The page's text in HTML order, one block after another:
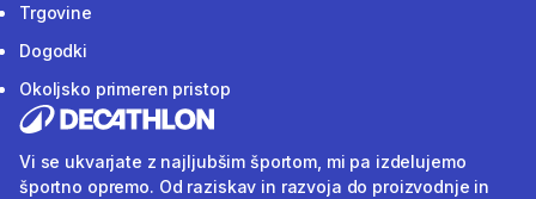
Trgovine
Dogodki
Okoljsko primeren pristop
Vi se ukvarjate z najljubšim športom, mi pa izdelujemo
športno opremo. Od raziskav in razvoja do proizvodnje in